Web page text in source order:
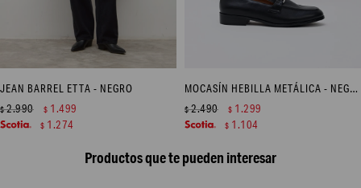
JEAN BARREL ETTA - NEGRO
$2.990 $ 1.499
$ 1.274
MOCASÍN HEBILLA METÁLICA - NEGRO
$2.490 $ 1.299
$ 1.104
Productos que te pueden interesar